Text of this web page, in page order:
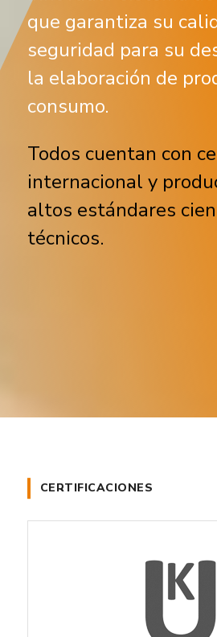
que garantiza su
seguridad para su
la elaboración de
consumo.
Todos cuentan con
internacional y
altos estándares
técnicos.
CERTIFICACIONES